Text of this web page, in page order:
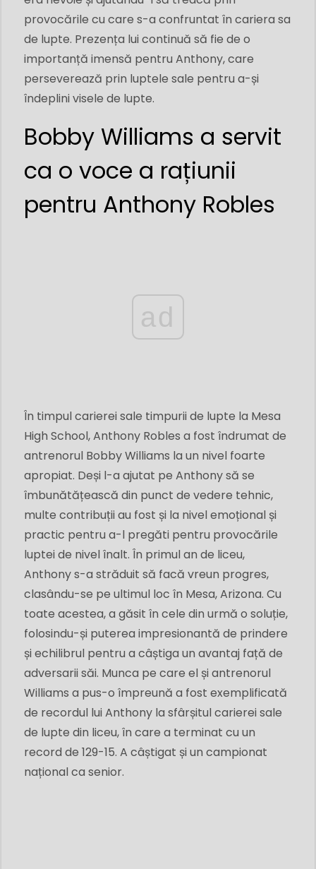
provocările cu care s-a confruntat în cariera sa
de lupte. Prezența lui continuă să fie de o
importanță imensă pentru Anthony, care
perseverează prin luptele sale pentru a-și
îndeplini visele de lupte.
Bobby Williams a servit
ca o voce a rațiunii
pentru Anthony Robles
ad
În timpul carierei sale timpurii de lupte la Mesa
High School, Anthony Robles a fost îndrumat de
antrenorul Bobby Williams la un nivel foarte
apropiat. Deși l-a ajutat pe Anthony să se
îmbunătățească din punct de vedere tehnic,
multe contribuții au fost și la nivel emoțional și
practic pentru a-l pregăti pentru provocările
luptei de nivel înalt. În primul an de liceu,
Anthony s-a străduit să facă vreun progres,
clasându-se pe ultimul loc în Mesa, Arizona. Cu
toate acestea, a găsit în cele din urmă o soluție,
folosindu-și puterea impresionantă de prindere
și echilibrul pentru a câștiga un avantaj față de
adversarii săi. Munca pe care el și antrenorul
Williams a pus-o împreună a fost exemplificată
de recordul lui Anthony la sfârșitul carierei sale
de lupte din liceu, în care a terminat cu un
record de 129-15. A câștigat și un campionat
național ca senior.